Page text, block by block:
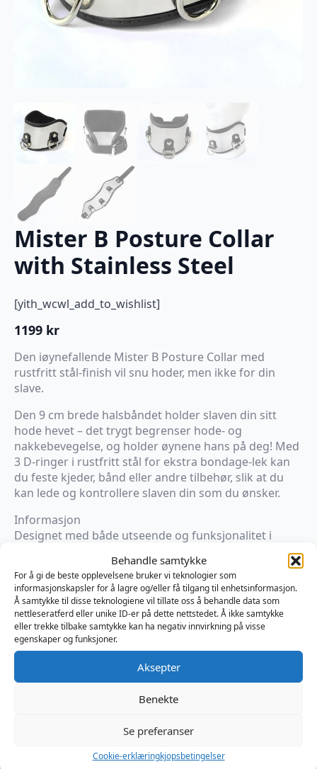
Behandle samtykke
For å gi de beste opplevelsene bruker vi teknologier som
informasjonskapsler for å lagre og/eller få tilgang til enhetsinformasjon.
Å samtykke til disse teknologiene vil tillate oss å behandle data som
nettleseratferd eller unike ID-er på dette nettstedet. Å ikke samtykke
eller trekke tilbake samtykke kan ha negativ innvirkning på visse
egenskaper og funksjoner.
Aksepter
Benekte
Se preferanser
Cookie-erklæringkjopsbetingelser
Mister B Posture Collar
with Stainless Steel
[yith_wcwl_add_to_wishlist]
1199 kr
Den iøynefallende Mister B Posture Collar med
rustfritt stål-finish vil snu hoder, men ikke for din
slave.
Den 9 cm brede halsbåndet holder slaven din sitt
hode hevet – det trygt begrenser hode- og
nakkebevegelse, og holder øynene hans på deg! Med
3 D-ringer i rustfritt stål for ekstra bondage-lek kan
du feste kjeder, bånd eller andre tilbehør, slik at du
kan lede og kontrollere slaven din som du ønsker.
Informasjon
Designet med både utseende og funksjonalitet i
tankene, er dette solide halsbåndet enkelt å bruke og
har rullet lærkanter for komfort under langvarig lek.
Tilgjengelig i to størrelser med spenneåpning, er
dette lær-BDSM-halsbåndet raskt og enkelt å tilpasse
og sikre.
Liten: passer til nakke 38,0 cm – 47,5 cm
Stor: passer til nakke 43,5 cm – 51,0 cm
Legg I Handlekurv